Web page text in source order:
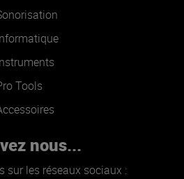
Tools
nous...
sur les réseaux sociaux :